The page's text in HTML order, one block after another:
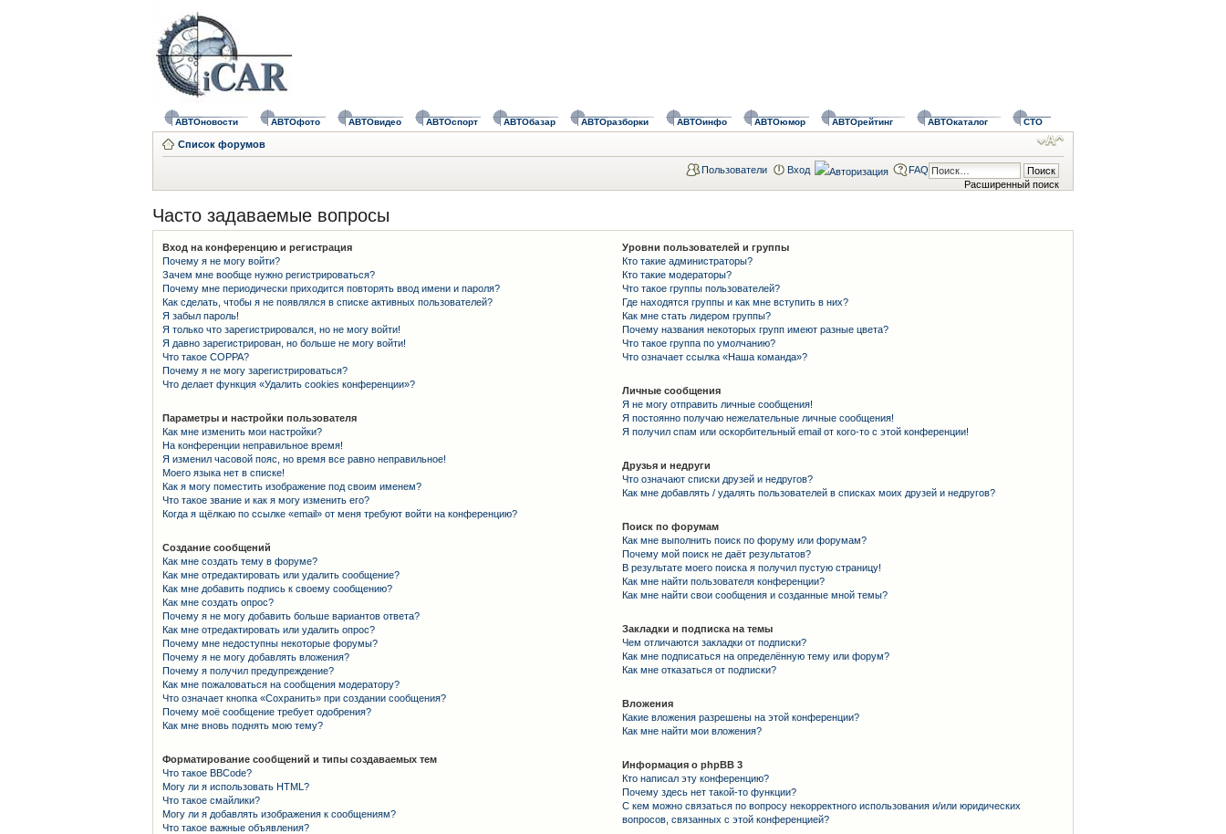
АВТОновости АВТОфото АВТОвидео АВТОспорт АВТОбазар АВТОразборки АВТОинфо АВТОюмор АВТОрейтинг АВТОкаталог СТО
Список форумов
Расширенный поиск
Пользователи Вход FAQ
Часто задаваемые вопросы
Вход на конференцию и регистрация
Почему я не могу войти?
Зачем мне вообще нужно регистрироваться?
Почему мне периодически приходится повторять ввод имени и пароля?
Как сделать, чтобы я не появлялся в списке активных пользователей?
Я забыл пароль!
Я только что зарегистрировался, но не могу войти!
Я давно зарегистрирован, но больше не могу войти!
Что такое COPPA?
Почему я не могу зарегистрироваться?
Что делает функция «Удалить cookies конференции»?
Параметры и настройки пользователя
Как мне изменить мои настройки?
На конференции неправильное время!
Я изменил часовой пояс, но время все равно неправильное!
Моего языка нет в списке!
Как я могу поместить изображение под своим именем?
Что такое звание и как я могу изменить его?
Когда я щёлкаю по ссылке «email» от меня требуют войти на конференцию?
Создание сообщений
Как мне создать тему в форуме?
Как мне отредактировать или удалить сообщение?
Как мне добавить подпись к своему сообщению?
Как мне создать опрос?
Почему я не могу добавить больше вариантов ответа?
Как мне отредактировать или удалить опрос?
Почему мне недоступны некоторые форумы?
Почему я не могу добавлять вложения?
Почему я получил предупреждение?
Как мне пожаловаться на сообщения модератору?
Что означает кнопка «Сохранить» при создании сообщения?
Почему моё сообщение требует одобрения?
Как мне вновь поднять мою тему?
Форматирование сообщений и типы создаваемых тем
Что такое BBCode?
Могу ли я использовать HTML?
Что такое смайлики?
Могу ли я добавлять изображения к сообщениям?
Что такое важные объявления?
Уровни пользователей и группы
Кто такие администраторы?
Кто такие модераторы?
Что такое группы пользователей?
Где находятся группы и как мне вступить в них?
Как мне стать лидером группы?
Почему названия некоторых групп имеют разные цвета?
Что такое группа по умолчанию?
Что означает ссылка «Наша команда»?
Личные сообщения
Я не могу отправить личные сообщения!
Я постоянно получаю нежелательные личные сообщения!
Я получил спам или оскорбительный email от кого-то с этой конференции!
Друзья и недруги
Что означают списки друзей и недругов?
Как мне добавлять / удалять пользователей в списках моих друзей и недругов?
Поиск по форумам
Как мне выполнить поиск по форуму или форумам?
Почему мой поиск не даёт результатов?
В результате моего поиска я получил пустую страницу!
Как мне найти пользователя конференции?
Как мне найти свои сообщения и созданные мной темы?
Закладки и подписка на темы
Чем отличаются закладки от подписки?
Как мне подписаться на определённую тему или форум?
Как мне отказаться от подписки?
Вложения
Какие вложения разрешены на этой конференции?
Как мне найти мои вложения?
Информация о phpBB 3
Кто написал эту конференцию?
Почему здесь нет такой-то функции?
С кем можно связаться по вопросу некорректного использования и/или юридических
вопросов, связанных с этой конференцией?